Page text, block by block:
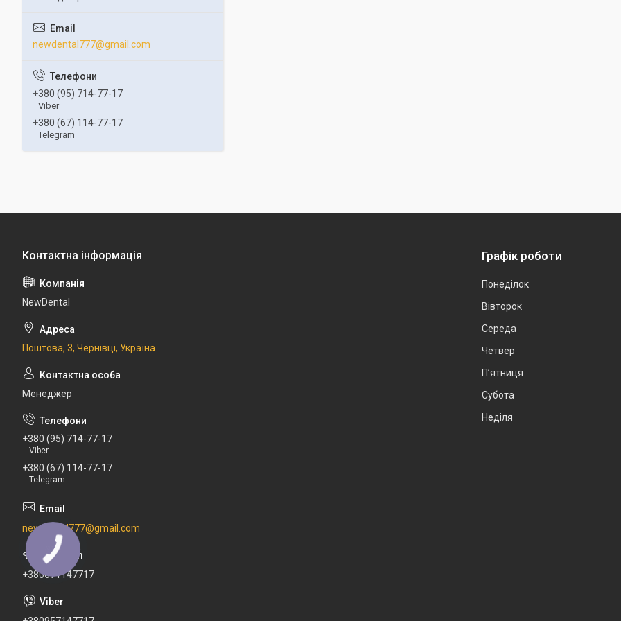
newdental777@gmail.com
+380 (95) 714-77-17
Viber
+380 (67) 114-77-17
Telegram
NewDental
Поштова, 3, Чернівці, Україна
Менеджер
+380 (95) 714-77-17
Viber
+380 (67) 114-77-17
Telegram
newdental777@gmail.com
+380671147717
Графік роботи
Понеділок
Вівторок
Середа
Четвер
Пʼятниця
Субота
Неділя